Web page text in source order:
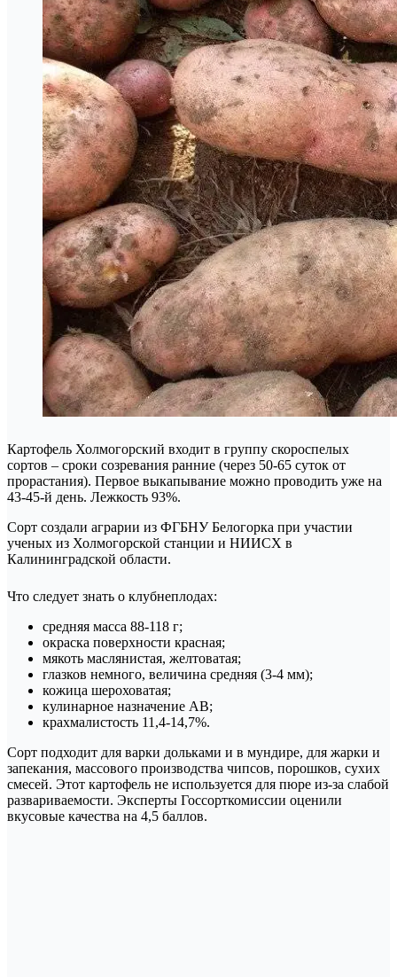
Картофель Холмогорский входит в группу скороспелых
сортов – сроки созревания ранние (через 50-65 суток от
прорастания). Первое выкапывание можно проводить уже на
43-45-й день. Лежкость 93%.
Сорт создали аграрии из ФГБНУ Белогорка при участии
ученых из Холмогорской станции и НИИСХ в
Калининградской области.
Что следует знать о клубнеплодах:
средняя масса 88-118 г;
окраска поверхности красная;
мякоть маслянистая, желтоватая;
глазков немного, величина средняя (3-4 мм);
кожица шероховатая;
кулинарное назначение АВ;
крахмалистость 11,4-14,7%.
Сорт подходит для варки дольками и в мундире, для жарки и
запекания, массового производства чипсов, порошков, сухих
смесей. Этот картофель не используется для пюре из-за слабой
развариваемости. Эксперты Госсорткомиссии оценили
вкусовые качества на 4,5 баллов.